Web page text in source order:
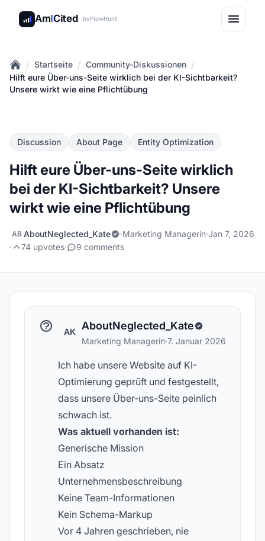
AmICited byFlowHunt
Home
/ Startseite / Community-Diskussionen /
Hilft eure Über-uns-Seite wirklich bei der KI-Sichtbarkeit?
Unsere wirkt wie eine Pflichtübung
Discussion About Page Entity Optimization
Hilft eure Über-uns-Seite wirklich
bei der KI-Sichtbarkeit? Unsere
wirkt wie eine Pflichtübung
AB AboutNeglected_Kate ·Marketing Managerin·Jan 7, 2026
·
74 upvotes· 9 comments
AK AboutNeglected_Kate
Marketing Managerin·7. Januar 2026
Ich habe unsere Website auf KI-
Optimierung geprüft und festgestellt,
dass unsere Über-uns-Seite peinlich
schwach ist.
Was aktuell vorhanden ist:
Generische Mission
Ein Absatz
Unternehmensbeschreibung
Keine Team-Informationen
Kein Schema-Markup
Vor 4 Jahren geschrieben, nie